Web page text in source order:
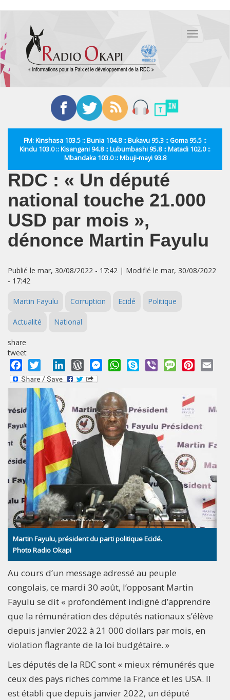
contenu
principal
Toggle
FM: Kinshasa 103.5 :: Bunia 104.8 :: Bukavu 95.3 :: Goma 95.5 ::
Kindu 103.0 :: Kisangani 94.8 :: Lubumbashi 95.8 :: Matadi 102.0 ::
Mbandaka 103.0 :: Mbuji-mayi 93.8
RDC : « Un député
national touche 21.000
USD par mois »,
dénonce Martin Fayulu
Publié le mar, 30/08/2022 - 17:42 | Modifié le mar, 30/08/2022
- 17:42
Martin Fayulu Corruption Ecidé Politique
Actualité National
share
tweet
Facebook
Twitter LinkedInWordPressMessengerWhatsApp
Skype Viber MessagePinterest
Martin Fayulu, président du parti politique Ecidé.
Photo Radio Okapi
Au cours d’un message adressé au peuple
congolais, ce mardi 30 août, l’opposant Martin
Fayulu se dit « profondément indigné d’apprendre
que la rémunération des députés nationaux s’élève
depuis janvier 2022 à 21 000 dollars par mois, en
violation flagrante de la loi budgétaire. »
Les députés de la RDC sont « mieux rémunérés que
ceux des pays riches comme la France et les USA. Il
est établi que depuis janvier 2022, un député